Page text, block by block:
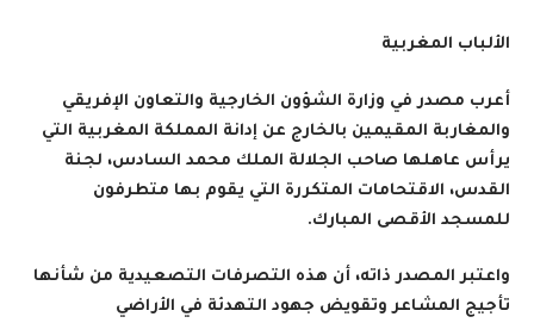
الألباب المغربية
أعرب مصدر في وزارة الشؤون الخارجية والتعاون الإفريقي
والمغاربة المقيمين بالخارج عن إدانة المملكة المغربية التي
يرأس عاهلها صاحب الجلالة الملك محمد السادس، لجنة
القدس، الاقتحامات المتكررة التي يقوم بها متطرفون
للمسجد الأقصى المبارك.
واعتبر المصدر ذاته، أن هذه التصرفات التصعيدية من شأنها
تأجيج المشاعر وتقويض جهود التهدئة في الأراضي